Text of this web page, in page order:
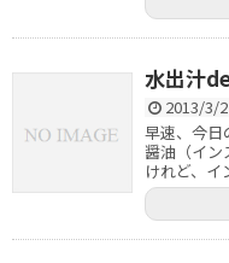
水出汁
2013/3/2
早速、今日
醤油（イン
けれど、イ